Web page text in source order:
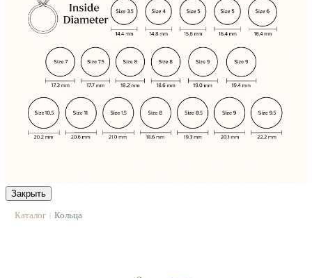
Закрыть
Каталог | Кольца